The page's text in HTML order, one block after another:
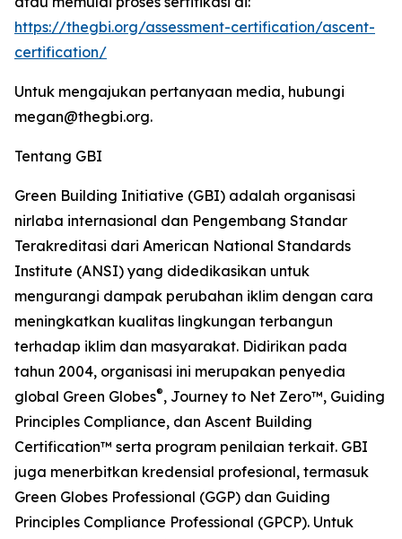
https://thegbi.org/assessment-certification/ascent-
certification/
Untuk mengajukan pertanyaan media, hubungi
megan@thegbi.org.
Tentang GBI
Green Building Initiative (GBI) adalah organisasi
nirlaba internasional dan Pengembang Standar
Terakreditasi dari American National Standards
Institute (ANSI) yang didedikasikan untuk
mengurangi dampak perubahan iklim dengan cara
meningkatkan kualitas lingkungan terbangun
terhadap iklim dan masyarakat. Didirikan pada
tahun 2004, organisasi ini merupakan penyedia
global Green Globes®, Journey to Net Zero™, Guiding
Principles Compliance, dan Ascent Building
Certification™ serta program penilaian terkait. GBI
juga menerbitkan kredensial profesional, termasuk
Green Globes Professional (GGP) dan Guiding
Principles Compliance Professional (GPCP). Untuk